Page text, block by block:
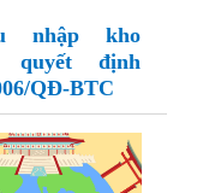
nhập kho
quyết định
QĐ-BTC